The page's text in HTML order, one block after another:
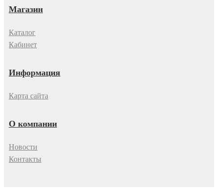
Магазин
Каталог
Кабинет
Информация
Карта сайта
О компании
Новости
Контакты